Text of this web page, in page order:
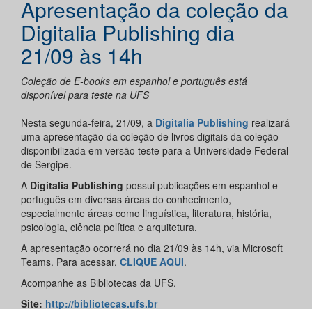
Apresentação da coleção da
Digitalia Publishing dia
21/09 às 14h
Coleção de E-books em espanhol e português está
disponível para teste na UFS
Nesta segunda-feira, 21/09, a Digitalia Publishing realizará
uma apresentação da coleção de livros digitais da coleção
disponibilizada em versão teste para a Universidade Federal
de Sergipe.
A Digitalia Publishing possui publicações em espanhol e
português em diversas áreas do conhecimento,
especialmente áreas como linguística, literatura, história,
psicologia, ciência política e arquitetura.
A apresentação ocorrerá no dia 21/09 às 14h, via Microsoft
Teams. Para acessar, CLIQUE AQUI.
Acompanhe as Bibliotecas da UFS.
Site: http://bibliotecas.ufs.br